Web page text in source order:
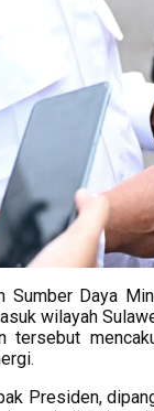
Sumber Daya
wilayah
tersebut
Presiden,